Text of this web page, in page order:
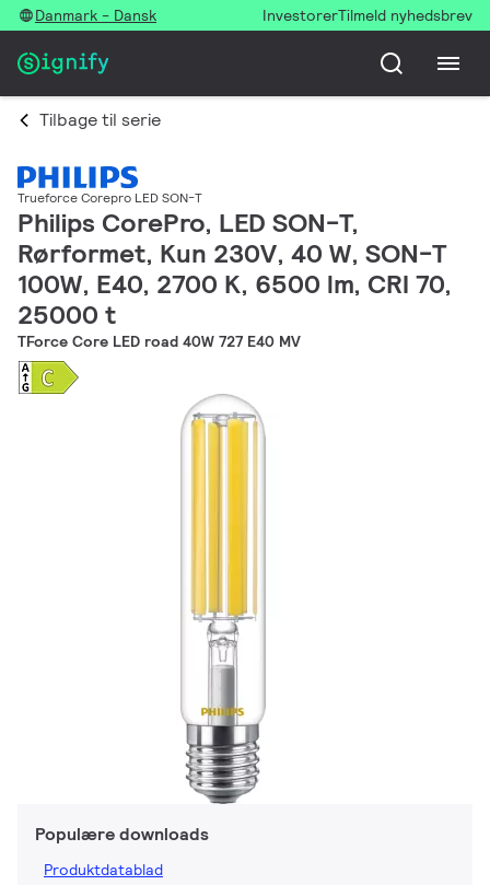
Danmark - Dansk InvestorerTilmeld nyhedsbrev
Tilbage til serie
Trueforce Corepro LED SON-T
Philips CorePro, LED SON-T,
Rørformet, Kun 230V, 40 W, SON-T
100W, E40, 2700 K, 6500 lm, CRI 70,
25000 t
TForce Core LED road 40W 727 E40 MV
Populære downloads
Produktdatablad